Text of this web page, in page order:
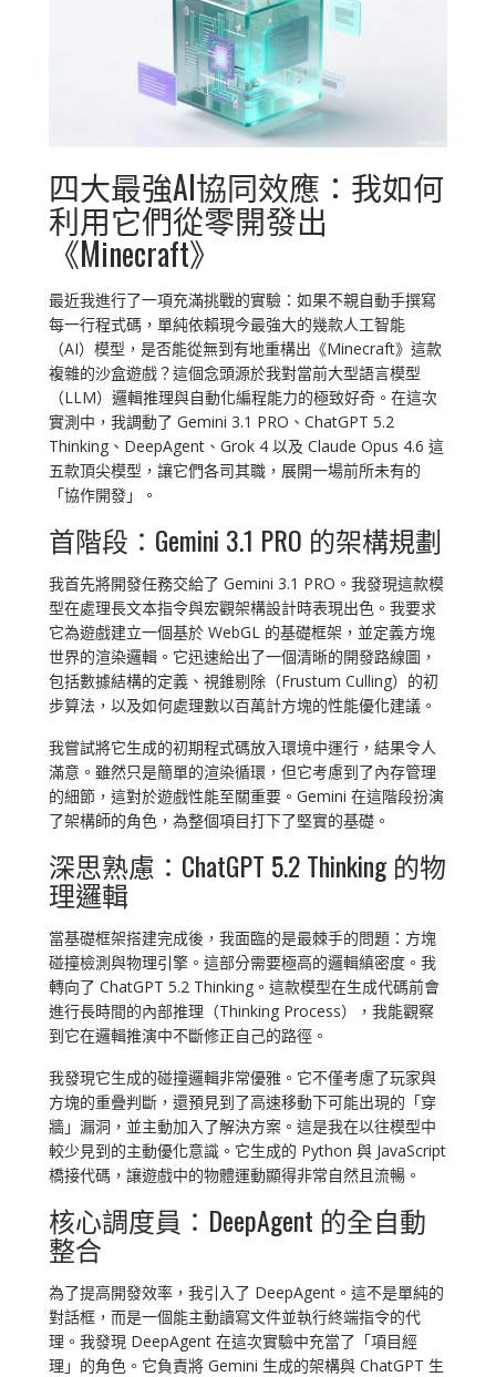
四大最強AI協同效應：我如何
利用它們從零開發出
《Minecraft》
最近我進行了一項充滿挑戰的實驗：如果不親自動手撰寫
每一行程式碼，單純依賴現今最強大的幾款人工智能
（AI）模型，是否能從無到有地重構出《Minecraft》這款
複雜的沙盒遊戲？這個念頭源於我對當前大型語言模型
（LLM）邏輯推理與自動化編程能力的極致好奇。在這次
實測中，我調動了 Gemini 3.1 PRO、ChatGPT 5.2
Thinking、DeepAgent、Grok 4 以及 Claude Opus 4.6 這
五款頂尖模型，讓它們各司其職，展開一場前所未有的
「協作開發」。
首階段：Gemini 3.1 PRO 的架構規劃
我首先將開發任務交給了 Gemini 3.1 PRO。我發現這款模
型在處理長文本指令與宏觀架構設計時表現出色。我要求
它為遊戲建立一個基於 WebGL 的基礎框架，並定義方塊
世界的渲染邏輯。它迅速給出了一個清晰的開發路線圖，
包括數據結構的定義、視錐剔除（Frustum Culling）的初
步算法，以及如何處理數以百萬計方塊的性能優化建議。
我嘗試將它生成的初期程式碼放入環境中運行，結果令人
滿意。雖然只是簡單的渲染循環，但它考慮到了內存管理
的細節，這對於遊戲性能至關重要。Gemini 在這階段扮演
了架構師的角色，為整個項目打下了堅實的基礎。
深思熟慮：ChatGPT 5.2 Thinking 的物
理邏輯
當基礎框架搭建完成後，我面臨的是最棘手的問題：方塊
碰撞檢測與物理引擎。這部分需要極高的邏輯縝密度。我
轉向了 ChatGPT 5.2 Thinking。這款模型在生成代碼前會
進行長時間的內部推理（Thinking Process），我能觀察
到它在邏輯推演中不斷修正自己的路徑。
我發現它生成的碰撞邏輯非常優雅。它不僅考慮了玩家與
方塊的重疊判斷，還預見到了高速移動下可能出現的「穿
牆」漏洞，並主動加入了解決方案。這是我在以往模型中
較少見到的主動優化意識。它生成的 Python 與 JavaScript
橋接代碼，讓遊戲中的物體運動顯得非常自然且流暢。
核心調度員：DeepAgent 的全自動
整合
為了提高開發效率，我引入了 DeepAgent。這不是單純的
對話框，而是一個能主動讀寫文件並執行終端指令的代
理。我發現 DeepAgent 在這次實驗中充當了「項目經
理」的角色。它負責將 Gemini 生成的架構與 ChatGPT 生